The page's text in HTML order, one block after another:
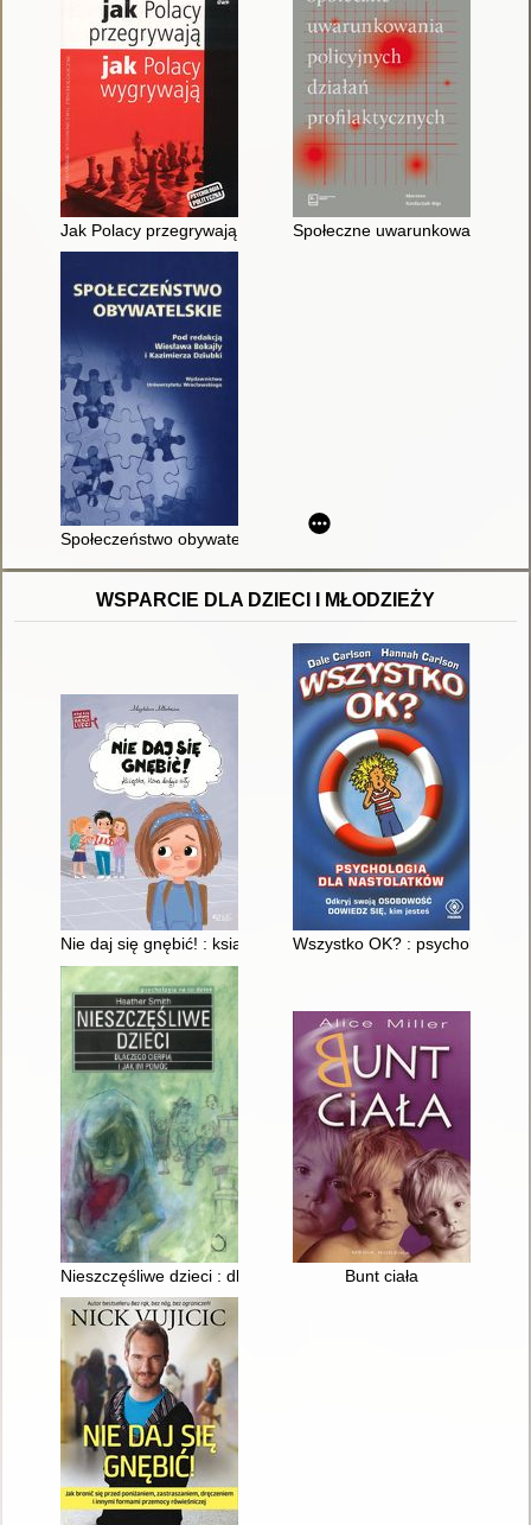
Jak Polacy przegrywają, jak Polacy wygrywają
Społeczne uwarunkowania
Społeczeństwo obywatelskie
WSPARCIE DLA DZIECI I MŁODZIEŻY
Nie daj się gnębić! : książka, która dodaje siłyWszystko OK? : psychologia
Nieszczęśliwe dzieci : dlaczego cierpią i jak im pomóc
Bunt ciała